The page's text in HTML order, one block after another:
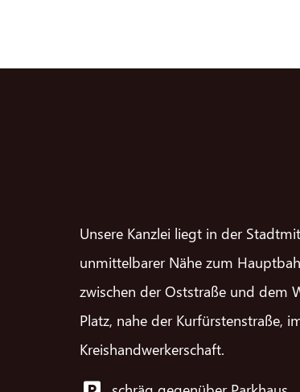
Unsere Kanzlei liegt in der
unmittelbarer Nähe zum
zwischen der Oststraße und dem
Platz, nahe der Kurfürstenstraße,
Kreishandwerkerschaft.